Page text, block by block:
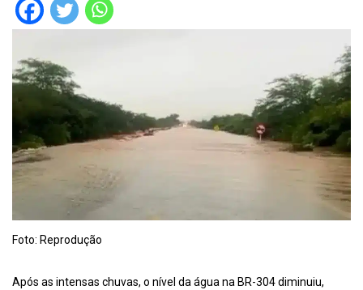
Foto: Reprodução
Após as intensas chuvas, o nível da água na BR-304 diminuiu,